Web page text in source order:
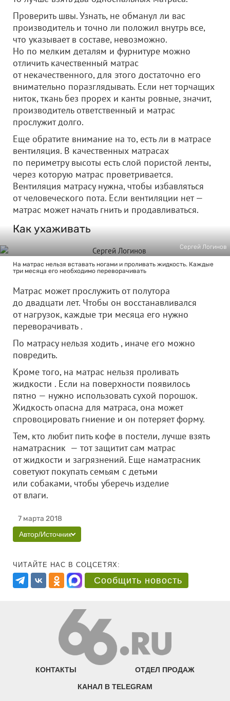
Проверить швы. Узнать, не обманул ли вас
производитель и точно ли положил внутрь все,
что указывает в составе, невозможно.
Но по мелким деталям и фурнитуре можно
отличить качественный матрас
от некачественного, для этого достаточно его
внимательно поразглядывать. Если нет торчащих
ниток, ткань без прорех и канты ровные, значит,
производитель ответственный и матрас
прослужит долго.
Еще обратите внимание на то, есть ли в матрасе
вентиляция. В качественных матрасах
по периметру высоты есть слой пористой ленты,
через которую матрас проветривается.
Вентиляция матрасу нужна, чтобы избавляться
от человеческого пота. Если вентиляции нет —
матрас может начать гнить и продавливаться.
Как ухаживать
Сергей Логинов
На матрас нельзя вставать ногами и проливать жидкость. Каждые
три месяца его необходимо переворачивать
Матрас может прослужить от полутора
до двадцати лет. Чтобы он восстанавливался
от нагрузок, каждые три месяца его нужно
переворачивать .
По матрасу нельзя ходить , иначе его можно
повредить.
Кроме того, на матрас нельзя проливать
жидкости . Если на поверхности появилось
пятно — нужно использовать сухой порошок.
Жидкость опасна для матраса, она может
спровоцировать гниение и он потеряет форму.
Тем, кто любит пить кофе в постели, лучше взять
наматрасник — тот защитит сам матрас
от жидкости и загрязнений. Еще наматрасник
советуют покупать семьям с детьми
или собаками, чтобы уберечь изделие
от влаги.
7 марта 2018
Автор/Источник
ЧИТАЙТЕ НАС В СОЦСЕТЯХ:
Сообщить новость
КОНТАКТЫ ОТДЕЛ ПРОДАЖ
КАНАЛ В TELEGRAM